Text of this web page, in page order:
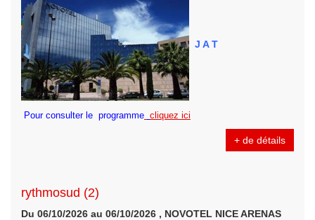
J A T
Pour consulter le programme cliquez ici
+ de détails
rythmosud (2)
Du 06/10/2026 au 06/10/2026 , NOVOTEL NICE ARENAS